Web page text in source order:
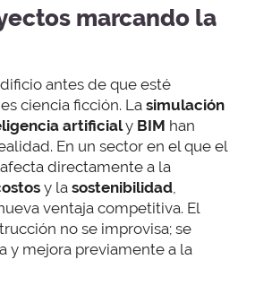
marcando la
antes de que esté
ciencia ficción. La simulación
artificialy BIM han
En un sector en el que el
directamente a la
y la sostenibilidad
ventaja competitiva. El
no se improvisa; se
y mejora previamente a la